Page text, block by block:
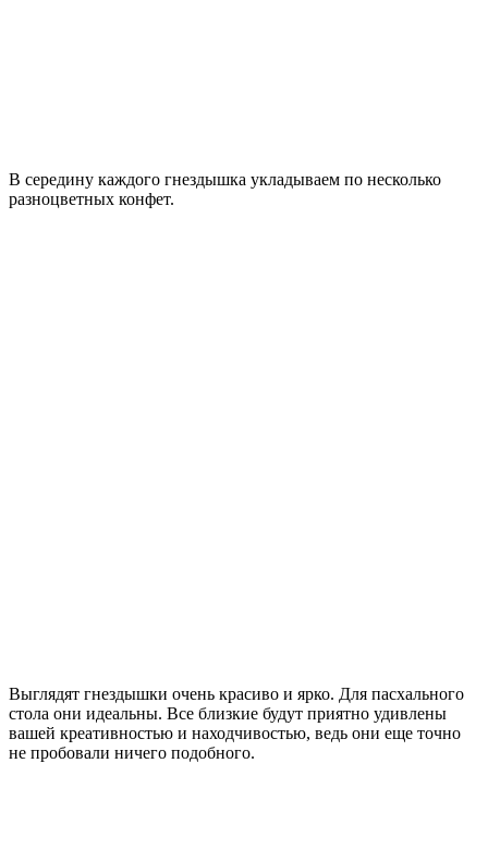
В середину каждого гнездышка укладываем по несколько
разноцветных конфет.
Выглядят гнездышки очень красиво и ярко. Для пасхального
стола они идеальны. Все близкие будут приятно удивлены
вашей креативностью и находчивостью, ведь они еще точно
не пробовали ничего подобного.